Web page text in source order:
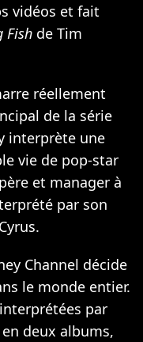
vidéos et fait
Fish de Tim
réellement
de la série
interprète une
vie de pop-star
et manager à
par son
Channel décide
le monde entier.
par
deux albums,